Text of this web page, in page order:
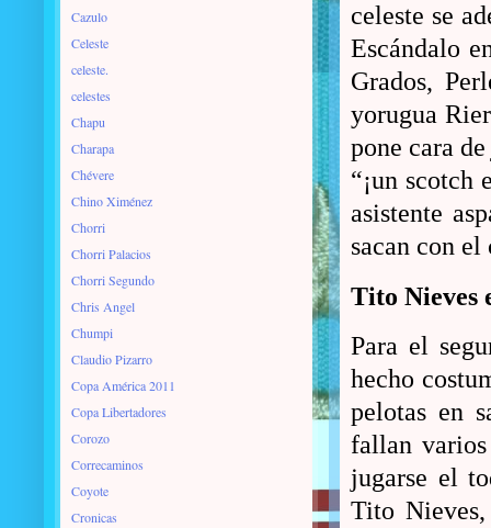
celeste se
Escándalo
Grados,
yorugua
pone cara de
“¡un scotch
asistente
sacan con
Tito Nieves
Para el
hecho
pelotas en
fallan
jugarse el
Tito
Cazulo
Celeste
celeste.
celestes
Chapu
Charapa
Chévere
Chino Ximénez
Chorri
Chorri Palacios
Chorri Segundo
Chris Angel
Chumpi
Claudio Pizarro
Copa América 2011
Copa Libertadores
Corozo
Correcaminos
Coyote
Cronicas